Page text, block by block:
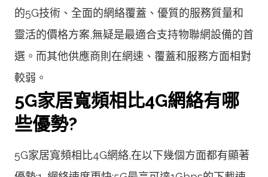
的5G技術、全面的網絡覆蓋、優質的服務質量和
靈活的價格方案,無疑是最適合支持物聯網設備的首
選。而其他供應商則在網速、覆蓋和服務方面相對
較弱。
5G家居寬頻相比4G網絡有哪
些優勢?
5G家居寬頻相比4G網絡,在以下幾個方面都有顯著